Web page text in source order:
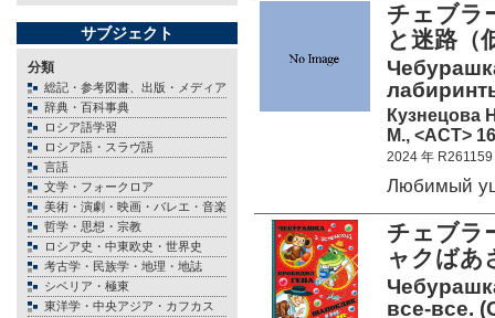
サブジェクト
分類
総記・参考図書、出版・メディア
辞典・百科事典
ロシア語学習
ロシア語・スラヴ語
言語
文学・フォークロア
美術・演劇・映画・バレエ・音楽
哲学・思想・宗教
ロシア史・中東欧史・世界史
考古学・民族学・地理・地誌
シベリア・極東
東洋学・中央アジア・カフカス
チェブ
と迷路（
Кузнецова
М., <АСТ>
2024 年 R261159
Любимый
チェブラ
ャクばあ
все-все.